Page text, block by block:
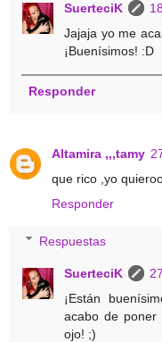
SuerteciK
Jajaja yo me
¡Buenísimos! :D
Responder
Altamira ,,,tamy
que rico ,yo
Responder
Respuestas
SuerteciK
¡Están
acabo de poner
ojo! ;)